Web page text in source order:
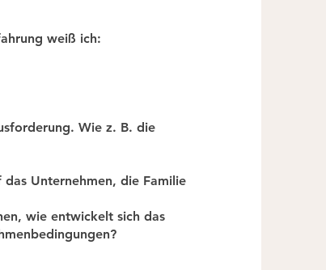
weiß ich:
Wie z. B. die
Unternehmen, die Familie
wie entwickelt sich das